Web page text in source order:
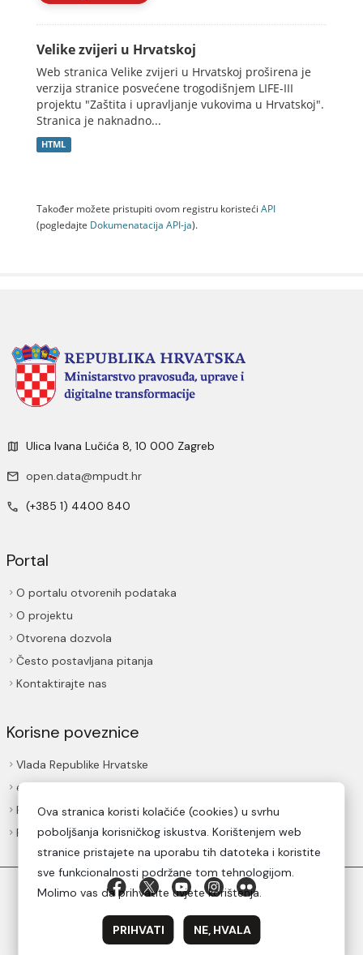
Velike zvijeri u Hrvatskoj
Web stranica Velike zvijeri u Hrvatskoj proširena je
verzija stranice posvećene trogodišnjem LIFE-III
projektu "Zaštita i upravljanje vukovima u Hrvatskoj".
Stranica je naknadno...
HTML
Također možete pristupiti ovom registru koristeći API
(pogledajte Dokumenаtаcijа API-jа).